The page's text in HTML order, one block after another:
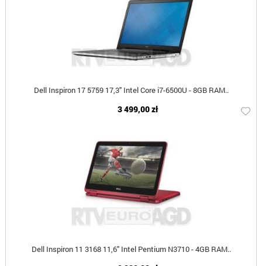
Dell Inspiron 17 5759 17,3" Intel Core i7-6500U - 8GB RAM..
3 499,00 zł
Dell Inspiron 11 3168 11,6" Intel Pentium N3710 - 4GB RAM..